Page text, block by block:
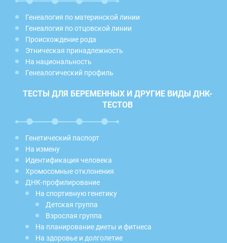
Генеалогия по материнской линии
Генеалогия по отцовской линии
Происхождение рода
Этническая принадлежность
На национальность
Генеалогический профиль
ТЕСТЫ ДЛЯ БЕРЕМЕННЫХ И ДРУГИЕ ВИДЫ ДНК-
ТЕСТОВ
Генетический паспорт
На измену
Идентификация человека
Хромосомные отклонения
ДНК-профилирование
На спортивную генетику
Детская группа
Взрослая группа
На планирование диеты и фитнеса
На здоровье и долголетие